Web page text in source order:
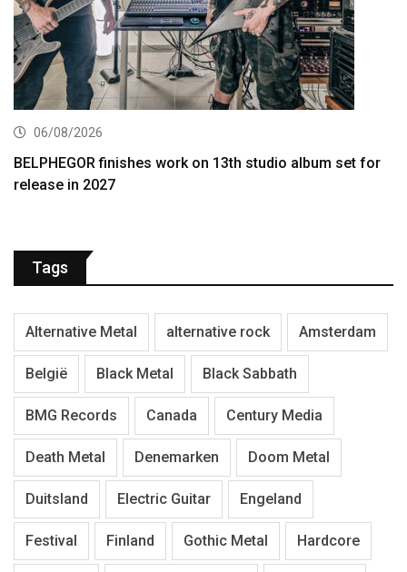
06/08/2026
BELPHEGOR finishes work on 13th studio album set for
release in 2027
Tags
Alternative Metal alternative rock Amsterdam
België Black Metal Black Sabbath
BMG Records Canada Century Media
Death Metal Denemarken Doom Metal
Duitsland Electric Guitar Engeland
Festival Finland Gothic Metal Hardcore